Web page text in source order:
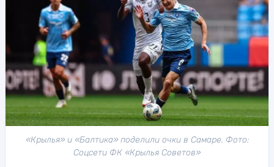
«Крылья» и «Балтика» поделили очки в Самаре. Фото:
Соцсети ФК «Крылья Советов»